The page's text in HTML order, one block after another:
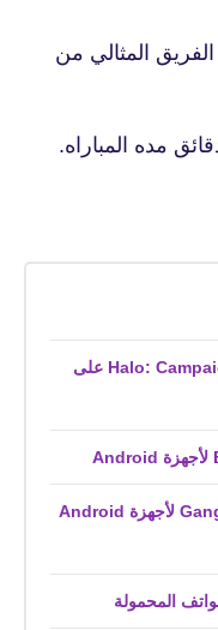
المثالي من
فقط لبدء المباره , 10- دقائق مده المباراه.
متطلبات تشغيل لعبة Halo: Campaign Evolved على
قم بتنزيل لعبة Gangstar Mirage City لأجهزة Android